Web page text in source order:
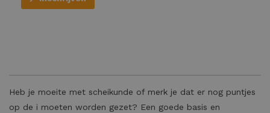
Heb je moeite met scheikunde of merk je dat er nog puntjes
op de i moeten worden gezet? Een goede basis en